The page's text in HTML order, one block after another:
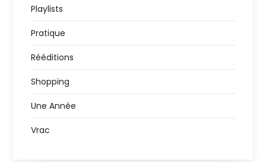
Playlists
Pratique
Rééditions
Shopping
Une Année
Vrac